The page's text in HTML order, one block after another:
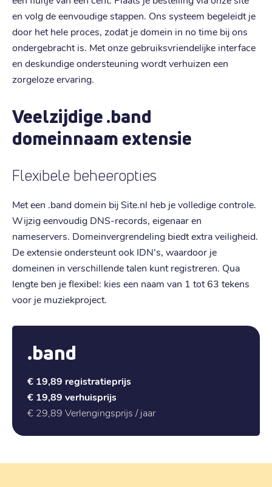
en volg de eenvoudige stappen. Ons systeem begeleidt je
door het hele proces, zodat je domein in no time bij ons
ondergebracht is. Met onze gebruiksvriendelijke interface
en deskundige ondersteuning wordt verhuizen een
zorgeloze ervaring.
Veelzijdige .band
domeinnaam extensie
Flexibele beheeropties
Met een .band domein bij Site.nl heb je volledige controle.
Wijzig eenvoudig DNS-records, eigenaar en
nameservers. Domeinvergrendeling biedt extra veiligheid.
De extensie ondersteunt ook IDN's, waardoor je
domeinen in verschillende talen kunt registreren. Qua
lengte ben je flexibel: kies een naam van 1 tot 63 tekens
voor je muziekproject.
.band
€ 19,89 registratieprijs
€ 19,89 verhuisprijs
€ 29,89 Verlengingsprijs / jaar